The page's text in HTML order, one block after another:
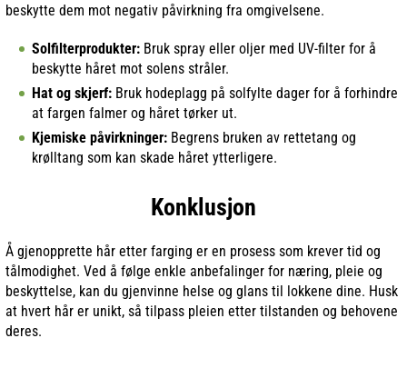
beskytte dem mot negativ påvirkning fra omgivelsene.
Solfilterprodukter: Bruk spray eller oljer med UV-filter for å
beskytte håret mot solens stråler.
Hat og skjerf: Bruk hodeplagg på solfylte dager for å forhindre
at fargen falmer og håret tørker ut.
Kjemiske påvirkninger: Begrens bruken av rettetang og
krølltang som kan skade håret ytterligere.
Konklusjon
Å gjenopprette hår etter farging er en prosess som krever tid og
tålmodighet. Ved å følge enkle anbefalinger for næring, pleie og
beskyttelse, kan du gjenvinne helse og glans til lokkene dine. Husk
at hvert hår er unikt, så tilpass pleien etter tilstanden og behovene
deres.